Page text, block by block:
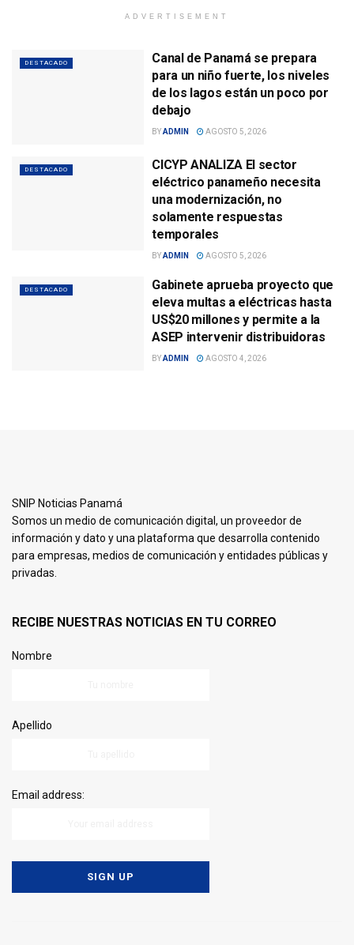
ADVERTISEMENT
DESTACADO
Canal de Panamá se prepara
para un niño fuerte, los niveles
de los lagos están un poco por
debajo
BYADMIN AGOSTO 5, 2026
DESTACADO
CICYP ANALIZA El sector
eléctrico panameño necesita
una modernización, no
solamente respuestas
temporales
BYADMIN AGOSTO 5, 2026
DESTACADO
Gabinete aprueba proyecto que
eleva multas a eléctricas hasta
US$20 millones y permite a la
ASEP intervenir distribuidoras
BYADMIN AGOSTO 4, 2026
SNIP Noticias Panamá
Somos un medio de comunicación digital, un proveedor de
información y dato y una plataforma que desarrolla contenido
para empresas, medios de comunicación y entidades públicas y
privadas.
RECIBE NUESTRAS NOTICIAS EN TU CORREO
Nombre
Apellido
Email address: